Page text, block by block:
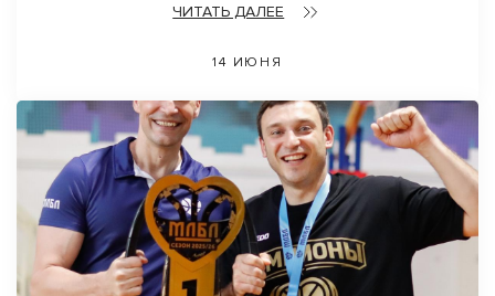
ЧИТАТЬ ДАЛЕЕ
14 ИЮНЯ